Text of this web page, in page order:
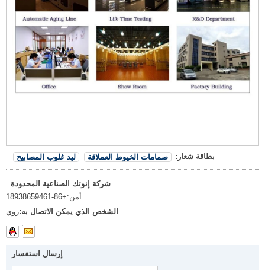
بطاقة شعار: صمامات الخيوط العملاقة ليد غلوب المصابيح
شركة إنوتك الصناعية المحدودة
أمن:+86-18938659461
الشخص الذي يمكن الاتصال به:زوي
إرسال استفسار